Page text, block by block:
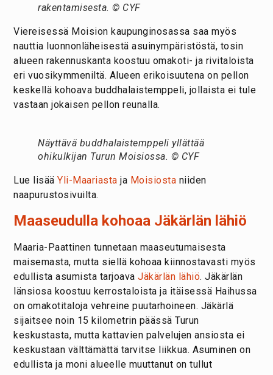
rakentamisesta. © CYF
Viereisessä Moision kaupunginosassa saa myös
nauttia luonnonläheisestä asuinympäristöstä, tosin
alueen rakennuskanta koostuu omakoti- ja rivitaloista
eri vuosikymmeniltä. Alueen erikoisuutena on pellon
keskellä kohoava buddhalaistemppeli, jollaista ei tule
vastaan jokaisen pellon reunalla.
Näyttävä buddhalaistemppeli yllättää
ohikulkijan Turun Moisiossa. © CYF
Lue lisääYli-Maariasta ja Moisiosta niiden
naapurustosivuilta.
Maaseudulla kohoaa Jäkärlän lähiö
Maaria-Paattinen tunnetaan maaseutumaisesta
maisemasta, mutta siellä kohoaa kiinnostavasti myös
edullista asumista tarjoavaJäkärlän lähiö. Jäkärlän
länsiosa koostuu kerrostaloista ja itäisessä Haihussa
on omakotitaloja vehreine puutarhoineen. Jäkärlä
sijaitsee noin 15 kilometrin päässä Turun
keskustasta, mutta kattavien palvelujen ansiosta ei
keskustaan välttämättä tarvitse liikkua. Asuminen on
edullista ja moni alueelle muuttanut on tullut